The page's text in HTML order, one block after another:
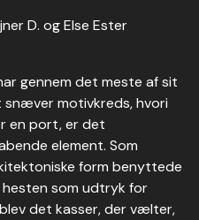
D. og Else Ester
gennem det meste af sit
motivkreds, hvori
en port, er det
element. Som
form benyttede
som udtryk for
det kasser, der vælter,